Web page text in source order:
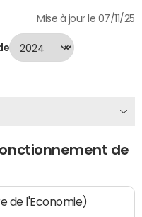
Mise à jour le 07/11/25
de
de l'Economie)